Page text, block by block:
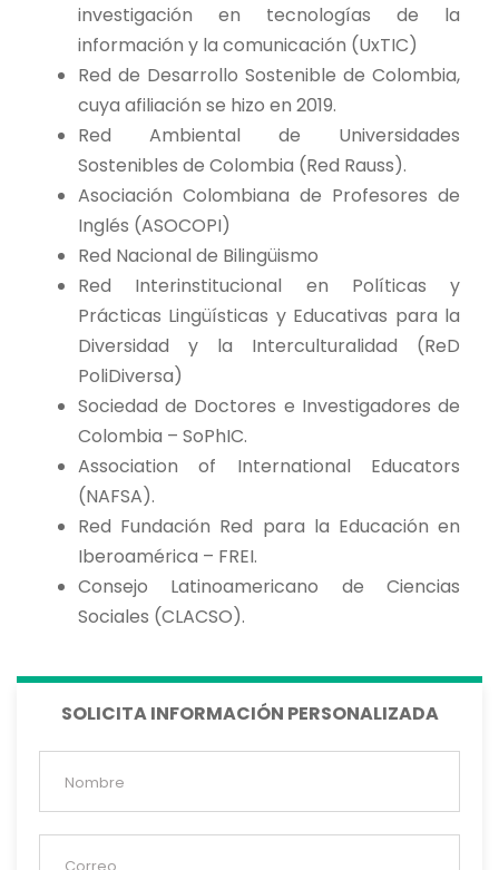
investigación en tecnologías de la
información y la comunicación (UxTIC)
Red de Desarrollo Sostenible de Colombia,
cuya afiliación se hizo en 2019.
Red Ambiental de Universidades
Sostenibles de Colombia (Red Rauss).
Asociación Colombiana de Profesores de
Inglés (ASOCOPI)
Red Nacional de Bilingüismo
Red Interinstitucional en Políticas y
Prácticas Lingüísticas y Educativas para la
Diversidad y la Interculturalidad (ReD
PoliDiversa)
Sociedad de Doctores e Investigadores de
Colombia – SoPhIC.
Association of International Educators
(NAFSA).
Red Fundación Red para la Educación en
Iberoamérica – FREI.
Consejo Latinoamericano de Ciencias
Sociales (CLACSO).
SOLICITA INFORMACIÓN PERSONALIZADA